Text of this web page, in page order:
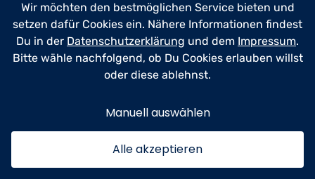
Praxiskalkulation darauf aufbaut, geht mit realistischen
Erwartungen in die Selbstständigkeit und hat die besten Chancen,
langfristig erfolgreich zu sein.
Die gute Nachricht: Selbstständigkeit als Physiotherapeut kann
und eine schlanke Kostenstruktur sind die Schlüssel. Dann
übertrifft das physiotherapeut gehalt selbstständig das
Angestelltengehalt deutlich, und man profitiert zusätzlich von der
therapeutischen Freiheit, dem Praxiswert als Vermögensaufbau
Wir möchten den bestmöglichen Service bieten und
setzen dafür Cookies ein. Nähere Informationen findest
Du in der Datenschutzerklärung und dem Impressum.
Bitte wähle nachfolgend, ob Du Cookies erlauben willst
oder diese ablehnst.
Manuell auswählen
Alle akzeptieren